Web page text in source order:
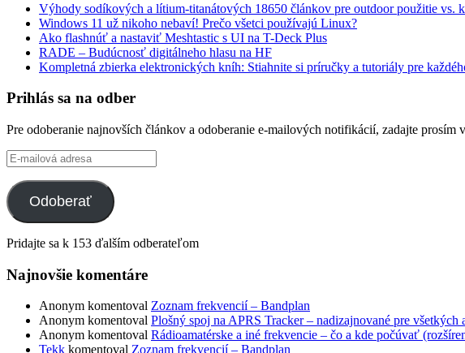
Výhody sodíkových a lítium-titanátových 18650 článkov pre outdoor použitie vs.
Windows 11 už nikoho nebaví! Prečo všetci používajú Linux?
Ako flashnúť a nastaviť Meshtastic s UI na T-Deck Plus
RADE – Budúcnosť digitálneho hlasu na HF
Kompletná zbierka elektronických kníh: Stiahnite si príručky a tutoriály pre
Prihlás sa na odber
Pre odoberanie najnovších článkov a odoberanie e-mailových notifikácií, zadajte prosím
E-
mailová
adresa
Odoberať
Pridajte sa k 153 ďalším odberateľom
Najnovšie komentáre
Anonym komentoval Zoznam frekvencií – Bandplan
Anonym komentoval Plošný spoj na APRS Tracker – nadizajnované pre všetkých
Anonym komentoval Rádioamatérske a iné frekvencie – čo a kde počúvať
Tekk komentoval Zoznam frekvencií – Bandplan